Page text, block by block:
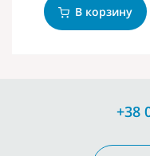
В корзину
+38